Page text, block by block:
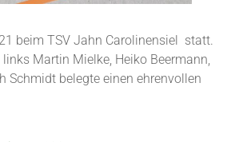
beim TSV Jahn Carolinensiel statt.
Martin Mielke, Heiko Beermann,
Schmidt belegte einen ehrenvollen